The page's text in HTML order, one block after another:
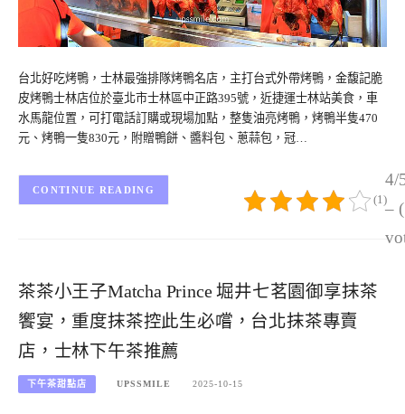
台北好吃烤鴨，士林最強排隊烤鴨名店，主打台式外帶烤鴨，金馥記脆
皮烤鴨士林店位於臺北市士林區中正路395號，近捷運士林站美食，車
水馬龍位置，可打電話訂購或現場加點，整隻油亮烤鴨，烤鴨半隻470
元、烤鴨一隻830元，附贈鴨餅、醬料包、蔥蒜包，冠…
4/
–
(1)
CONTINUE READING
茶茶小王子Matcha Prince 堀井七茗園御享抹茶
饗宴，重度抹茶控此生必嚐，台北抹茶專賣
店，士林下午茶推薦
下午茶甜點店 UPSSMILE 2025-10-15